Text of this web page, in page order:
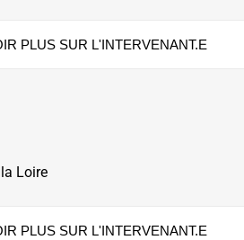
PLUS SUR L'INTERVENANT.E
Loire
PLUS SUR L'INTERVENANT.E